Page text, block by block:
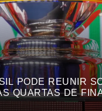
PODE REUNIR
QUARTAS DE